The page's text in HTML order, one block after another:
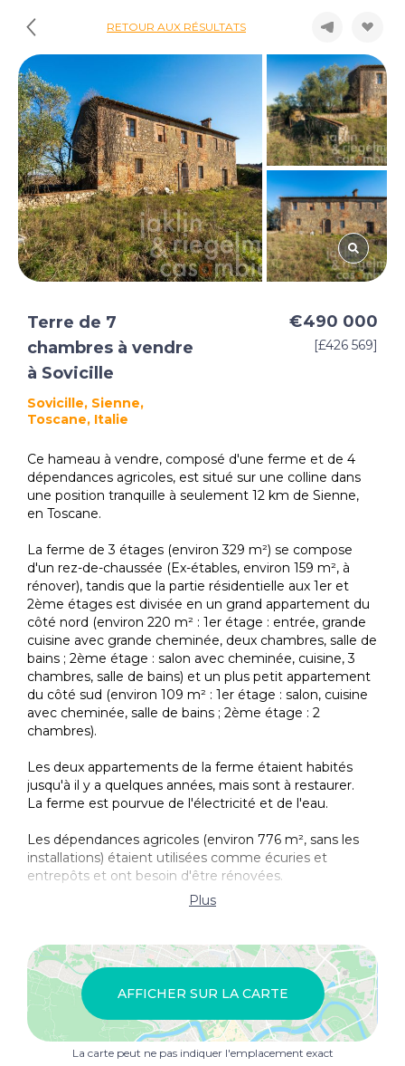
RETOUR AUX RÉSULTATS
Terre de 7
chambres à vendre
à Sovicille
Sovicille, Sienne,
Toscane, Italie
€490 000
[£426 569]
Ce hameau à vendre, composé d'une ferme et de 4
dépendances agricoles, est situé sur une colline dans
une position tranquille à seulement 12 km de Sienne,
en Toscane.
La ferme de 3 étages (environ 329 m²) se compose
d'un rez-de-chaussée (Ex-étables, environ 159 m², à
rénover), tandis que la partie résidentielle aux 1er et
2ème étages est divisée en un grand appartement du
côté nord (environ 220 m² : 1er étage : entrée, grande
cuisine avec grande cheminée, deux chambres, salle de
bains ; 2ème étage : salon avec cheminée, cuisine, 3
chambres, salle de bains) et un plus petit appartement
du côté sud (environ 109 m² : 1er étage : salon, cuisine
avec cheminée, salle de bains ; 2ème étage : 2
chambres).
Les deux appartements de la ferme étaient habités
jusqu'à il y a quelques années, mais sont à restaurer.
La ferme est pourvue de l'électricité et de l'eau.
Les dépendances agricoles (environ 776 m², sans les
installations) étaient utilisées comme écuries et
entrepôts et ont besoin d'être rénovées.
Les surfaces constructibles déclarées correspondent
c'est-à-dire murs compris.
Option A : achat d'environ 170 hectares de bois
adjacents, prix demandé 490.000 Euro.
Option B : achat d'un manoir avec dépendances
agricoles et d'environ 65 hectares de terres agricoles,
prix demandé 2.270.000 Euro, voir référence M3438.
Plus
AFFICHER SUR LA CARTE
La carte peut ne pas indiquer l'emplacement exact